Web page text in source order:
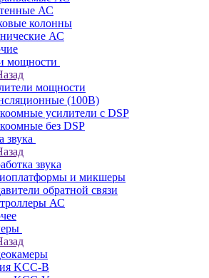
АС
колонны
АС
мощности
мощности
(100В)
усилители с DSP
без DSP
звука
звука
и микшеры
обратной связи
АС
KCC-B